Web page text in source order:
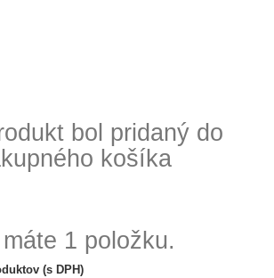
bol pridaný do
košíka
1 položku.
(s DPH)